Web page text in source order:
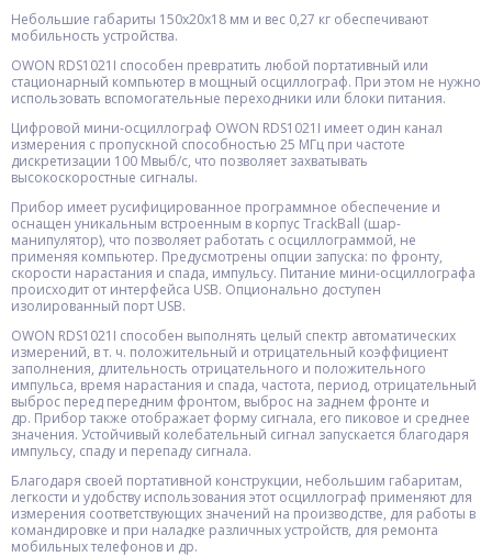
Небольшие габариты 150x20x18 мм и вес 0,27 кг обеспечивают
мобильность устройства.
OWON RDS1021I способен превратить любой портативный или
стационарный компьютер в мощный осциллограф. При этом не нужно
использовать вспомогательные переходники или блоки питания.
Цифровой мини-осциллограф OWON RDS1021I имеет один канал
измерения с пропускной способностью 25 МГц при частоте
дискретизации 100 Мвыб/с, что позволяет захватывать
высокоскоростные сигналы.
Прибор имеет русифицированное программное обеспечение и
оснащен уникальным встроенным в корпус TrackBall (шар-
манипулятор), что позволяет работать с осциллограммой, не
применяя компьютер. Предусмотрены опции запуска: по фронту,
скорости нарастания и спада, импульсу. Питание мини-осциллографа
происходит от интерфейса USB. Опционально доступен
изолированный порт USB.
OWON RDS1021I способен выполнять целый спектр автоматических
измерений, в т. ч. положительный и отрицательный коэффициент
заполнения, длительность отрицательного и положительного
импульса, время нарастания и спада, частота, период, отрицательный
выброс перед передним фронтом, выброс на заднем фронте и
др. Прибор также отображает форму сигнала, его пиковое и среднее
значения. Устойчивый колебательный сигнал запускается благодаря
импульсу, спаду и перепаду сигнала.
Благодаря своей портативной конструкции, небольшим габаритам,
легкости и удобству использования этот осциллограф применяют для
измерения соответствующих значений на производстве, для работы в
командировке и при наладке различных устройств, для ремонта
мобильных телефонов и др.